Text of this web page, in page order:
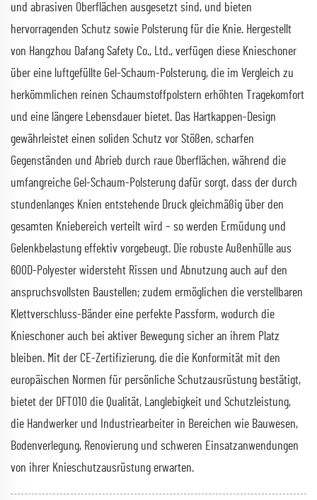
und abrasiven Oberflächen ausgesetzt sind, und bieten
hervorragenden Schutz sowie Polsterung für die Knie. Hergestellt
von Hangzhou Dafang Safety Co., Ltd., verfügen diese Knieschoner
über eine luftgefüllte Gel-Schaum-Polsterung, die im Vergleich zu
herkömmlichen reinen Schaumstoffpolstern erhöhten Tragekomfort
und eine längere Lebensdauer bietet. Das Hartkappen-Design
gewährleistet einen soliden Schutz vor Stößen, scharfen
Gegenständen und Abrieb durch raue Oberflächen, während die
umfangreiche Gel-Schaum-Polsterung dafür sorgt, dass der durch
stundenlanges Knien entstehende Druck gleichmäßig über den
gesamten Kniebereich verteilt wird – so werden Ermüdung und
Gelenkbelastung effektiv vorgebeugt. Die robuste Außenhülle aus
600D-Polyester widersteht Rissen und Abnutzung auch auf den
anspruchsvollsten Baustellen; zudem ermöglichen die verstellbaren
Klettverschluss-Bänder eine perfekte Passform, wodurch die
Knieschoner auch bei aktiver Bewegung sicher an ihrem Platz
bleiben. Mit der CE-Zertifizierung, die die Konformität mit den
europäischen Normen für persönliche Schutzausrüstung bestätigt,
bietet der DFT010 die Qualität, Langlebigkeit und Schutzleistung,
die Handwerker und Industriearbeiter in Bereichen wie Bauwesen,
Bodenverlegung, Renovierung und schweren Einsatzanwendungen
von ihrer Knieschutzausrüstung erwarten.